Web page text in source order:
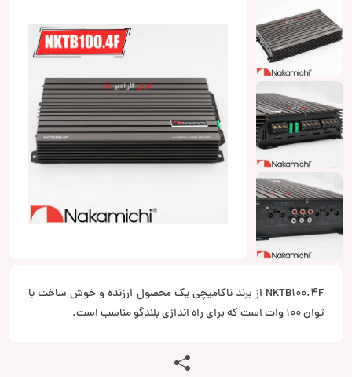
NKTB100.4F از برند ناکامیچی یک محصول ارزنده و خوش ساخت با
توان 100 وات است که برای راه اندازی بلندگو مناسب است.